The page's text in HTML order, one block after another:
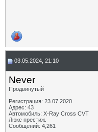
03.05.2024, 21:10
Never
Продвинутый
Регистрация: 23.07.2020
Адрес: 43
Автомобиль: X-Ray Cross CVT
Люкс престиж.
Сообщений: 4,261